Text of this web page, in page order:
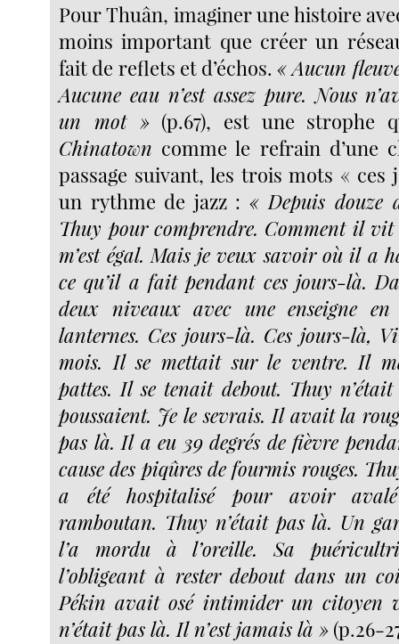
Pour Thuân, imaginer une histoire
moins important que créer un
fait de reflets et d’échos.« Aucun
Aucune eau n’est assez pure. Nous
un mot »(p.67), est une strophe
Chinatown comme le refrain d’une
passage suivant, les trois mots «
un rythme de jazz : « Depuis douze
Thuy pour comprendre. Comment il vit
m’est égal. Mais je veux savoir où il a
ce qu’il a fait pendant ces jours-là.
deux niveaux avec une enseigne
lanternes. Ces jours-là. Ces jours-là,
mois. Il se mettait sur le ventre. Il
pattes. Il se tenait debout. Thuy n’était
poussaient. Je le sevrais. Il avait la
pas là. Il a eu 39 degrés de fièvre
cause des piqûres de fourmis rouges.
a été hospitalisé pour avoir
ramboutan. Thuy n’était pas là. Un
l’a mordu à l’oreille. Sa
l’obligeant à rester debout dans un
Pékin avait osé intimider un citoyen
n’était pas là. Il n’est jamais là » (p.26-